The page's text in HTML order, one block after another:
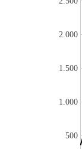
500
1.000
1.500
2.000